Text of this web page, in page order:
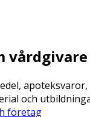
apoteksvaror,
och
företag